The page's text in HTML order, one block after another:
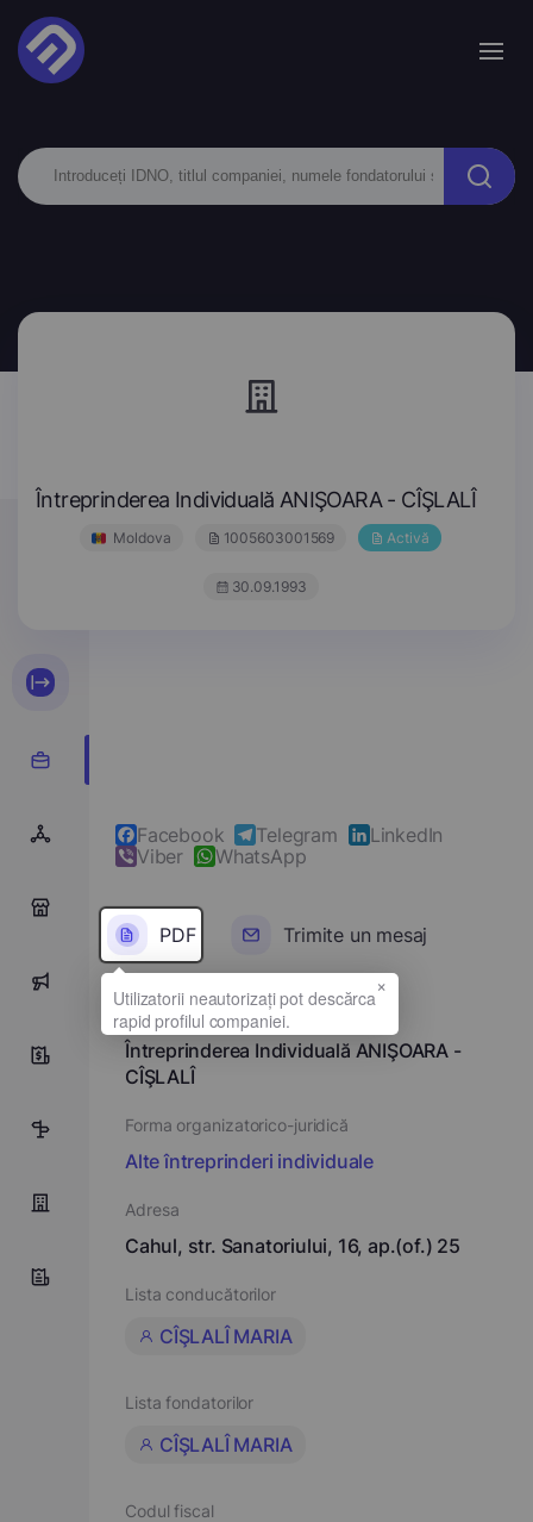
Întreprinderea Individuală ANIŞOARA - CÎŞLALÎ
Moldova 1005603001569 Activă
30.09.1993
0
4
Facebook Telegram
LinkedIn
Viber
WhatsApp
PDF Trimite un mesaj
Denumirea completă
Întreprinderea Individuală ANIŞOARA -
CÎŞLALÎ
Forma organizatorico-juridică
Alte întreprinderi individuale
Adresa
Cahul, str. Sanatoriului, 16, ap.(of.) 25
Lista conducătorilor
CÎŞLALÎ MARIA
Lista fondatorilor
CÎŞLALÎ MARIA
Codul fiscal
×